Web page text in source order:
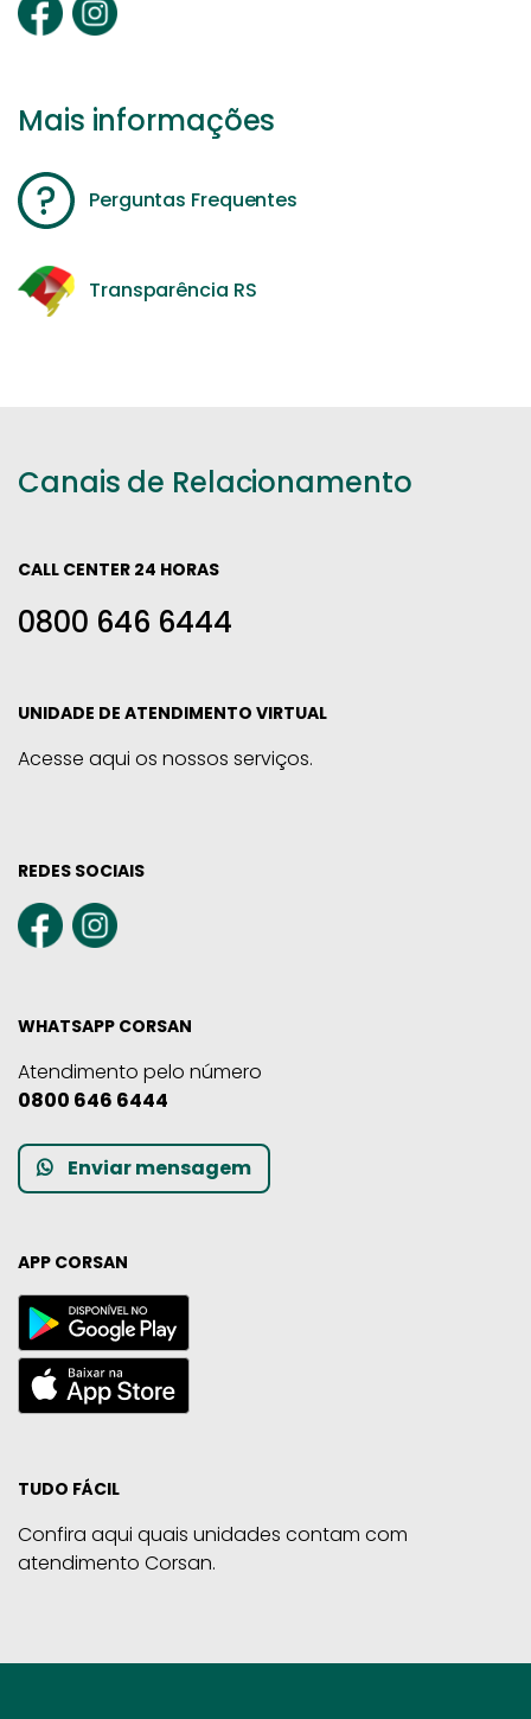
Mais informações
Perguntas Frequentes
Transparência RS
Canais de Relacionamento
CALL CENTER 24 HORAS
0800 646 6444
UNIDADE DE ATENDIMENTO VIRTUAL
Acesse aqui os nossos serviços.
REDES SOCIAIS
WHATSAPP CORSAN
Atendimento pelo número
0800 646 6444
Enviar mensagem
APP CORSAN
TUDO FÁCIL
Confira aqui quais unidades contam com
atendimento Corsan.